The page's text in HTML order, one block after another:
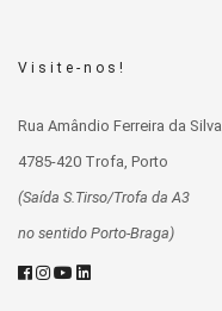
Visite-nos!
Rua Amândio Ferreira da
4785-420 Trofa, Porto
(Saída S.Tirso/Trofa da A3
no sentido Porto-Braga)